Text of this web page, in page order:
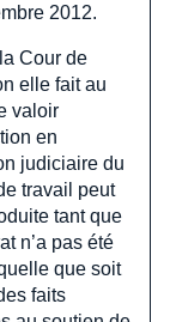
2012.
Cour de
elle fait au
valoir
en
judiciaire du
travail peut
tant que
n’a pas été
que soit
faits